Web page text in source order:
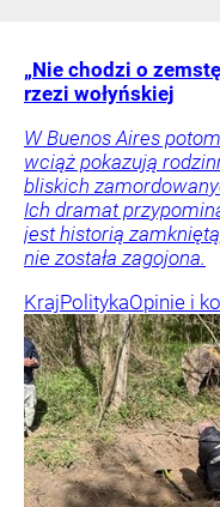
„Nie chodzi o
rzezi wołyńskiej
W Buenos Aires
wciąż pokazują
bliskich
Ich dramat
jest historią
nie została zagojona.
KrajPolitykaOpinie i